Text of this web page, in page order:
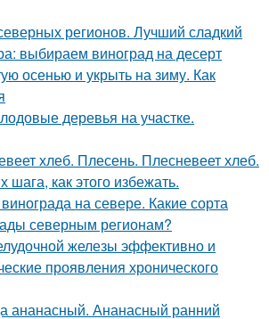
регионов. Лучший сладкий
выбираем виноград на десерт
осенью и укрыть на зиму. Как
деревья на участке.
хлеб. Плесень. Плесневеет хлеб.
как этого избежать.
на севере. Какие сорта
северным регионам?
железы эффективно и
проявления хронического
ананасный. Ананасный ранний